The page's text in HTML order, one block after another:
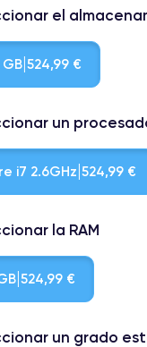
el
GB 524,99 €
un
i7 2.6GHz 524,99 €
la RAM
524,99 €
un grado